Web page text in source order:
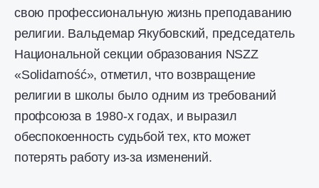
свою профессиональную жизнь преподаванию
религии. Вальдемар Якубовский, председатель
Национальной секции образования NSZZ
«Solidarność», отметил, что возвращение
религии в школы было одним из требований
профсоюза в 1980-х годах, и выразил
обеспокоенность судьбой тех, кто может
потерять работу из-за изменений.